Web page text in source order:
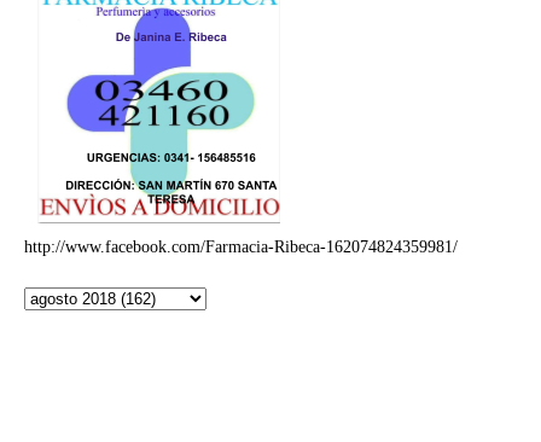
http://www.facebook.com/Farmacia-Ribeca-162074824359981/